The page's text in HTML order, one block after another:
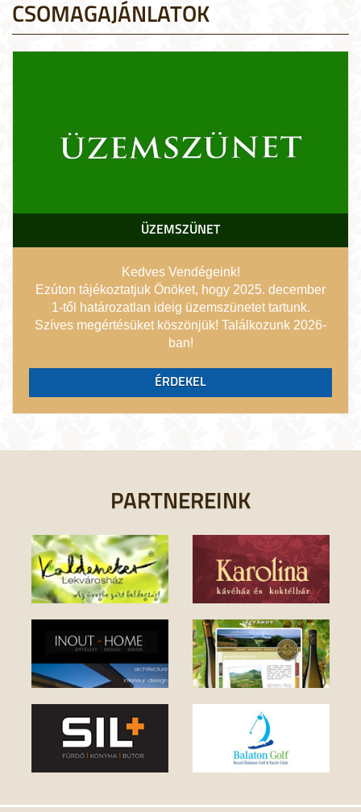
CSOMAGAJÁNLATOK
ÜZEMSZÜNET
Kedves Vendégeink!
Ezúton tájékoztatjuk Önöket, hogy 2025. december
1-től határozatlan ideig üzemszünetet tartunk.
Szíves megértésüket köszönjük! Találkozunk 2026-
ban!
ÉRDEKEL
PARTNEREINK